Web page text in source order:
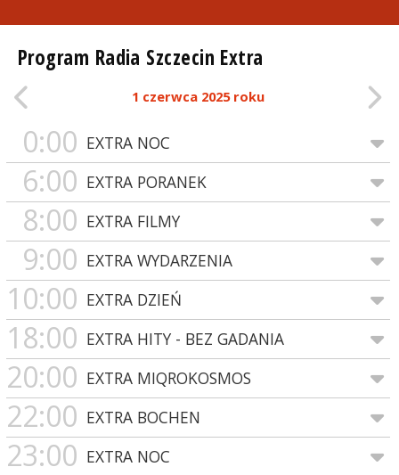
Program Radia Szczecin Extra
1 czerwca 2025 roku
0:00 EXTRA NOC
6:00 EXTRA PORANEK
8:00 EXTRA FILMY
9:00 EXTRA WYDARZENIA
10:00 EXTRA DZIEŃ
18:00 EXTRA HITY - BEZ GADANIA
20:00 EXTRA MIQROKOSMOS
22:00 EXTRA BOCHEN
23:00 EXTRA NOC